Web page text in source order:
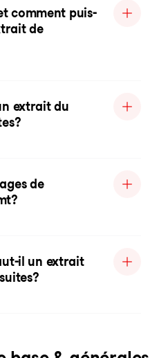
comment puis-
de
extrait du
de
il un extrait